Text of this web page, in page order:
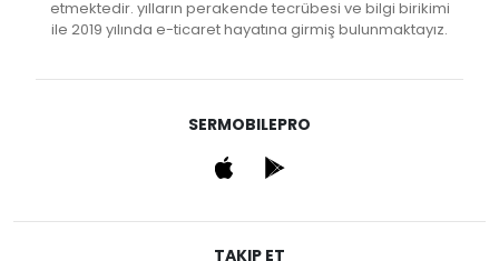
etmektedir. yılların perakende tecrübesi ve bilgi birikimi
ile 2019 yılında e-ticaret hayatına girmiş bulunmaktayız.
SERMOBILEPRO
TAKIP ET